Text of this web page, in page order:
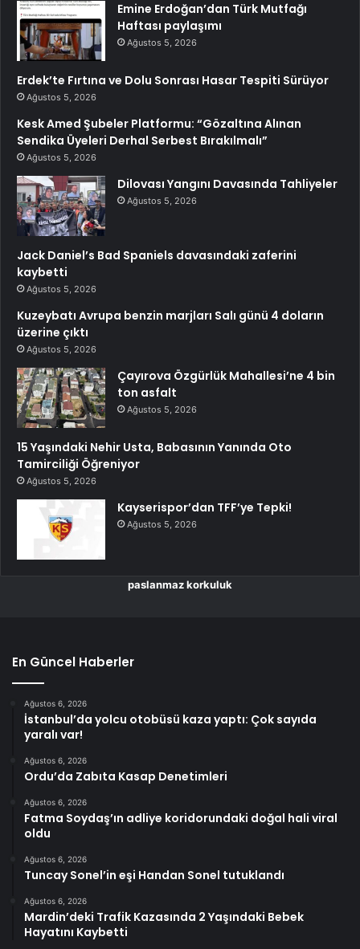
Emine Erdoğan’dan Türk Mutfağı
Haftası paylaşımı
Ağustos 5, 2026
Erdek’te Fırtına ve Dolu Sonrası Hasar Tespiti Sürüyor
Ağustos 5, 2026
Kesk Amed Şubeler Platformu: “Gözaltına Alınan
Sendika Üyeleri Derhal Serbest Bırakılmalı”
Ağustos 5, 2026
Dilovası Yangını Davasında Tahliyeler
Ağustos 5, 2026
Jack Daniel’s Bad Spaniels davasındaki zaferini
kaybetti
Ağustos 5, 2026
Kuzeybatı Avrupa benzin marjları Salı günü 4 doların
üzerine çıktı
Ağustos 5, 2026
Çayırova Özgürlük Mahallesi’ne 4 bin
ton asfalt
Ağustos 5, 2026
15 Yaşındaki Nehir Usta, Babasının Yanında Oto
Tamirciliği Öğreniyor
Ağustos 5, 2026
Kayserispor’dan TFF’ye Tepki!
Ağustos 5, 2026
paslanmaz korkuluk
En Güncel Haberler
Ağustos 6, 2026
İstanbul’da yolcu otobüsü kaza yaptı: Çok sayıda
yaralı var!
Ağustos 6, 2026
Ordu’da Zabıta Kasap Denetimleri
Ağustos 6, 2026
Fatma Soydaş’ın adliye koridorundaki doğal hali viral
oldu
Ağustos 6, 2026
Tuncay Sonel’in eşi Handan Sonel tutuklandı
Ağustos 6, 2026
Mardin’deki Trafik Kazasında 2 Yaşındaki Bebek
Hayatını Kaybetti